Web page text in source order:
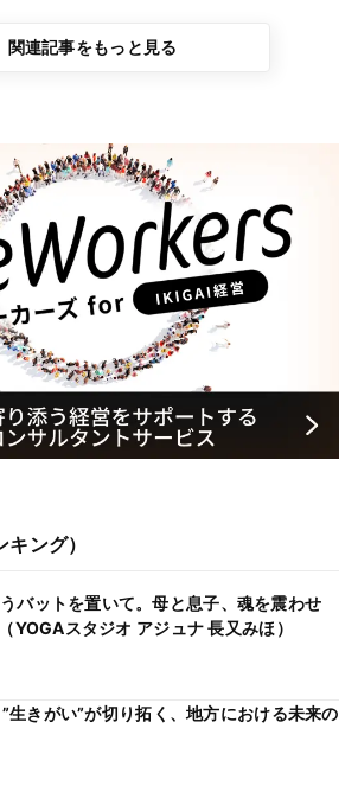
関連記事をもっと見る
ング）
うバットを置いて。母と息子、魂を震わせ
YOGAスタジオ アジュナ 長又みほ）
”生きがい”が切り拓く、地方における未来の